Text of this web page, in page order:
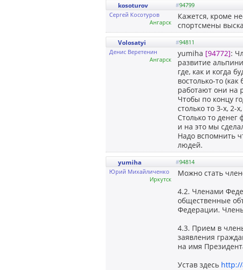
kosoturov #94799
Сергей Косотуров
Ангарск
Кажется, кроме
спортсмены
Volosatyi #94811
Денис Веретенин
Ангарск
yumiha [94772]:
развитие
где, как и когда
востолько-то
работают они на
Чтобы по концу
столько то 3-х, 2-
Столько то денег
и на это мы
Надо вспомнить
людей.
yumiha #94814
Юрий Михайличенко
Иркутск
Можно стать
4.2. Членами
общественные
Федерации.
4.3. Прием в
заявления
на имя
Устав здесь